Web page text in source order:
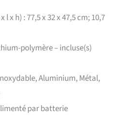
x h) : 77,5 x 32 x 47,5 cm; 10,7
polymère – incluse(s)
Aluminium, Métal,
par batterie